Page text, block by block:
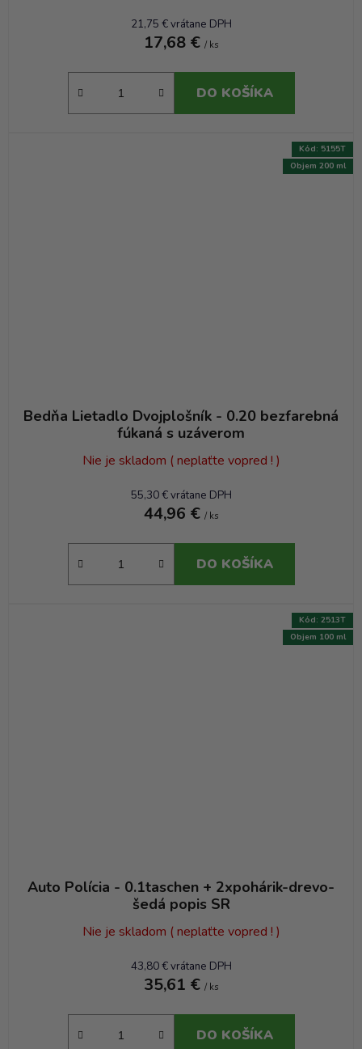
21,75 € vrátane DPH
17,68 € / ks
DO KOŠÍKA
Bedňa Lietadlo Dvojplošník - 0.20 bezfarebná
fúkaná s uzáverom
Nie je skladom ( neplaťte vopred ! )
55,30 € vrátane DPH
44,96 € / ks
DO KOŠÍKA
Objem 200 ml
Kód: 5155T
Auto Polícia - 0.1taschen + 2xpohárik-drevo-
šedá popis SR
Nie je skladom ( neplaťte vopred ! )
43,80 € vrátane DPH
35,61 € / ks
DO KOŠÍKA
Objem 100 ml
Kód: 2513T